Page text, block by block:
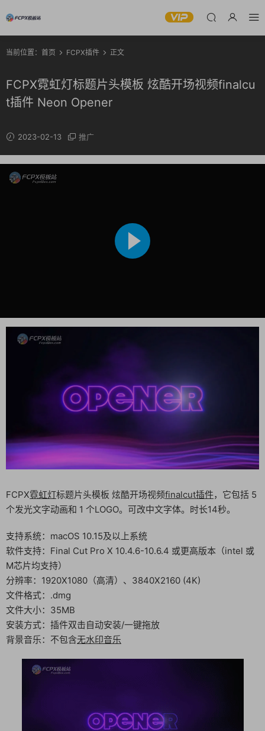
当前位置： 首页 FCPX插件 正文
FCPX霓虹灯标题片头模板 炫酷开场视频finalcu
t插件 Neon Opener
2023-02-13 推广
FCPX霓虹灯标题片头模板 炫酷开场视频finalcut插件，它包括 5
个发光文字动画和 1 个LOGO。可改中文字体。时长14秒。
支持系统：macOS 10.15及以上系统
软件支持：Final Cut Pro X 10.4.6-10.6.4 或更高版本（intel 或
M芯片均支持）
分辨率：1920X1080（高清）、3840X2160 (4K)
文件格式：.dmg
文件大小：35MB
安装方式：插件双击自动安装/一键拖放
背景音乐：不包含无水印音乐